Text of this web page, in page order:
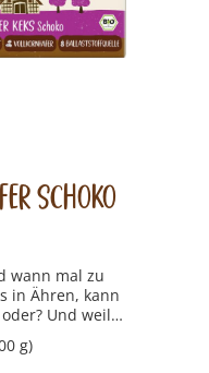
Schoko
wann mal zu
in Ähren, kann
Und weil
einen Keks
g)